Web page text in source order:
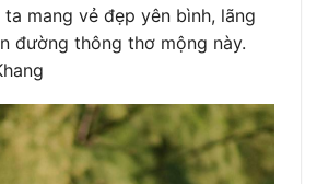
mang vẻ đẹp yên bình, lãng
đường thông thơ mộng này.